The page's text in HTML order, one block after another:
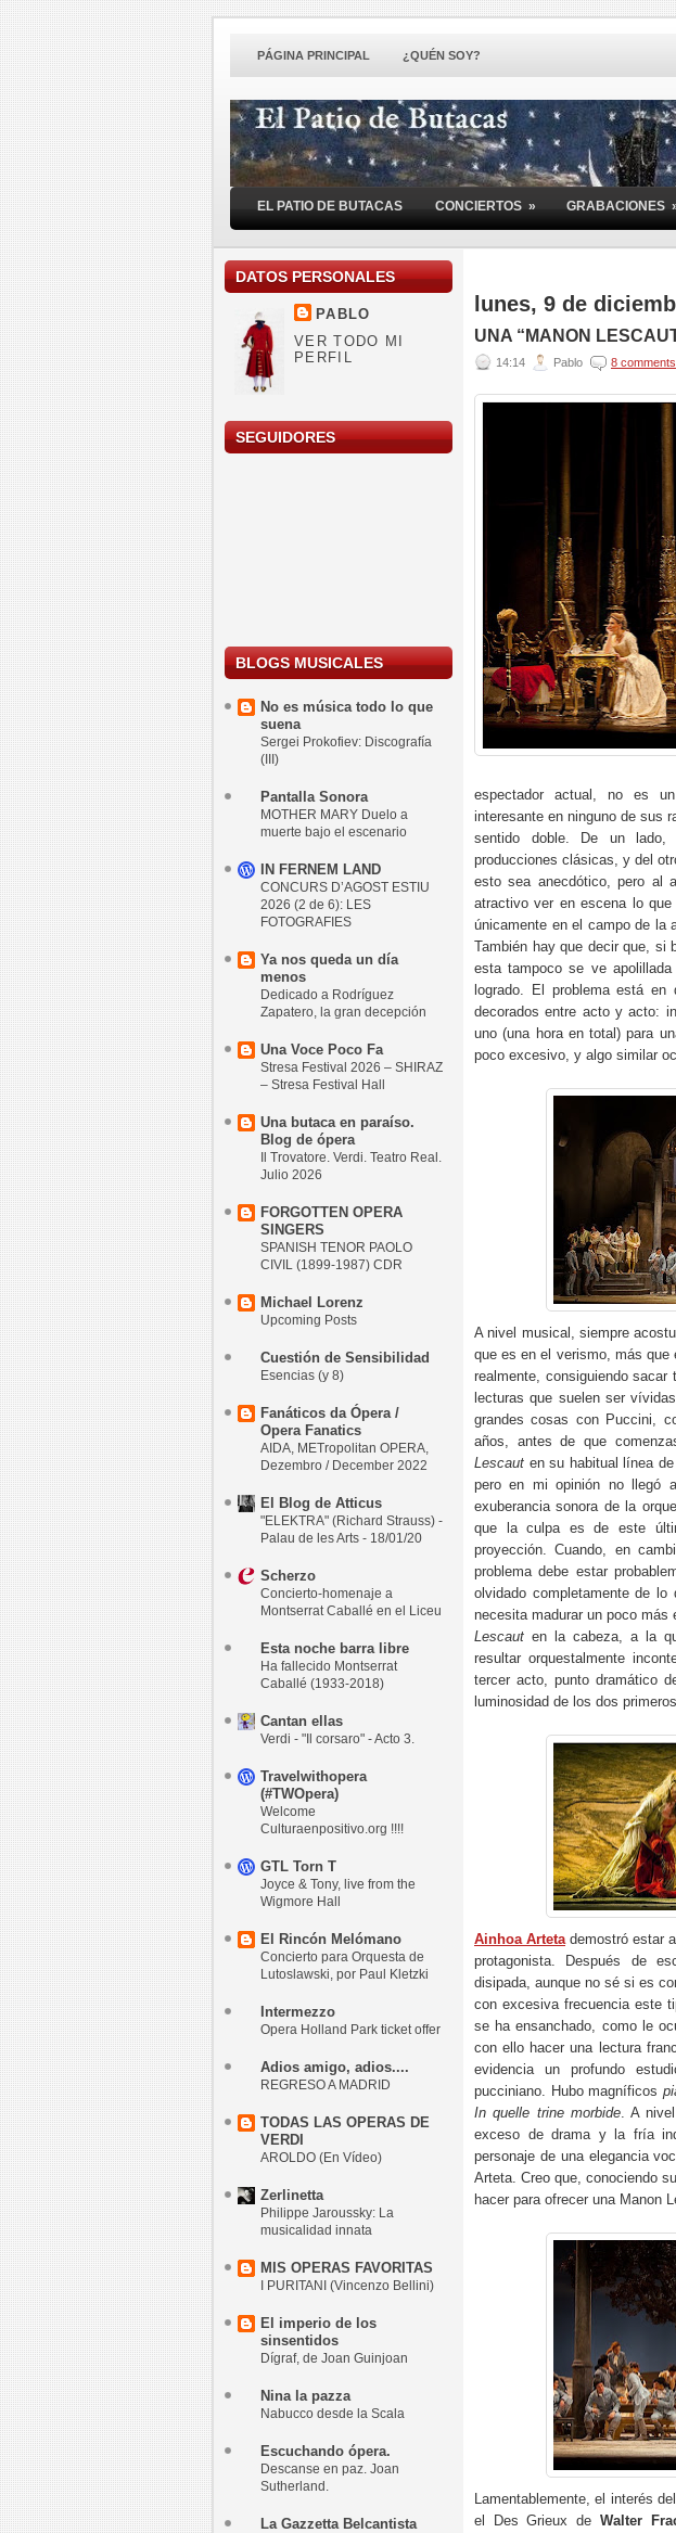
PÁGINA PRINCIPAL ¿QUÉN SOY?
EL PATIO DE BUTACAS CONCIERTOS » GRABACIONES
DATOS PERSONALES
PABLO
VER TODO MI
PERFIL
SEGUIDORES
BLOGS MUSICALES
No es música todo lo que
suena
Sergei Prokofiev: Discografía
(III)
Pantalla Sonora
MOTHER MARY Duelo a
muerte bajo el escenario
IN FERNEM LAND
CONCURS D’AGOST ESTIU
2026 (2 de 6): LES
FOTOGRAFIES
Ya nos queda un día
menos
Dedicado a Rodríguez
Zapatero, la gran decepción
Una Voce Poco Fa
Stresa Festival 2026 – SHIRAZ
– Stresa Festival Hall
Una butaca en paraíso.
Blog de ópera
Il Trovatore. Verdi. Teatro Real.
Julio 2026
FORGOTTEN OPERA
SINGERS
SPANISH TENOR PAOLO
CIVIL (1899-1987) CDR
Michael Lorenz
Upcoming Posts
Cuestión de Sensibilidad
Esencias (y 8)
Fanáticos da Ópera /
Opera Fanatics
AIDA, METropolitan OPERA,
Dezembro / December 2022
El Blog de Atticus
"ELEKTRA" (Richard Strauss) -
Palau de les Arts - 18/01/20
Scherzo
Concierto-homenaje a
Montserrat Caballé en el Liceu
Esta noche barra libre
Ha fallecido Montserrat
Caballé (1933-2018)
Cantan ellas
Verdi - "Il corsaro" - Acto 3.
Travelwithopera
(#TWOpera)
Welcome
Culturaenpositivo.org !!!!
GTL Torn T
Joyce & Tony, live from the
Wigmore Hall
El Rincón Melómano
Concierto para Orquesta de
Lutoslawski, por Paul Kletzki
Intermezzo
Opera Holland Park ticket offer
Adios amigo, adios....
REGRESO A MADRID
TODAS LAS OPERAS DE
VERDI
AROLDO (En Vídeo)
Zerlinetta
Philippe Jaroussky: La
musicalidad innata
MIS OPERAS FAVORITAS
I PURITANI (Vincenzo Bellini)
El imperio de los
sinsentidos
Dígraf, de Joan Guinjoan
Nina la pazza
Nabucco desde la Scala
Escuchando ópera.
Descanse en paz. Joan
Sutherland.
La Gazzetta Belcantista
lunes, 9 de
UNA “MANON
14:14 Pablo 8 comments
espectador actual, no es
interesante en ninguno de sus
sentido doble. De un
producciones clásicas, y del
esto sea anecdótico, pero al
atractivo ver en escena lo
únicamente en el campo de la
También hay que decir que, si
esta tampoco se ve
logrado. El problema está
decorados entre acto y acto:
uno (una hora en total) para
poco excesivo, y algo similar
A nivel musical, siempre
que es en el verismo, más que
realmente, consiguiendo
lecturas que suelen ser
grandes cosas con Puccini,
años, antes de que
Lescaut en su habitual línea
pero en mi opinión no llegó
exuberancia sonora de la
que la culpa es de este
proyección. Cuando, en
problema debe estar
olvidado completamente de
necesita madurar un poco más
Lescaut en la cabeza, a la
resultar orquestalmente
tercer acto, punto dramático
luminosidad de los dos
Ainhoa Artetademostró estar
protagonista. Después de
disipada, aunque no sé si es
con excesiva frecuencia este
se ha ensanchado, como le
con ello hacer una lectura
evidencia un profundo
pucciniano. Hubo magníficos
In quelle trine morbide. A
exceso de drama y la fría
personaje de una elegancia
Arteta. Creo que, conociendo
hacer para ofrecer una Manon
Lamentablemente, el interés
el Des Grieux de Walter